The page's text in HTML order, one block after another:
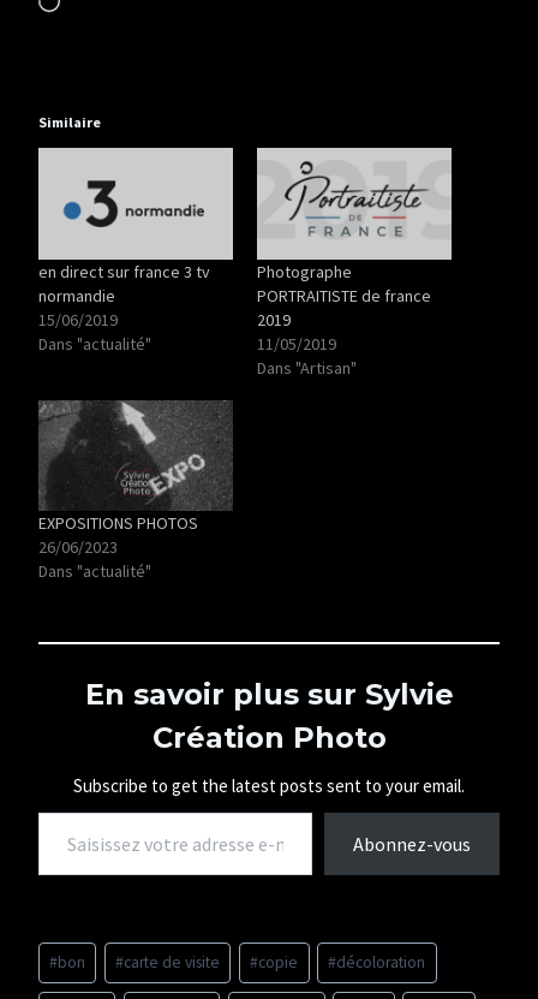
e
t
Similaire
en direct sur france 3 tv
normandie
15/06/2019
Dans "actualité"
Photographe
PORTRAITISTE de france
2019
11/05/2019
Dans "Artisan"
EXPOSITIONS PHOTOS
26/06/2023
Dans "actualité"
En savoir plus sur Sylvie
Création Photo
Subscribe to get the latest posts sent to your email.
Saisissez votre adresse e-mail…
Abonnez-vous
Étiquettes
de
#bon #carte de visite #copie #décoloration